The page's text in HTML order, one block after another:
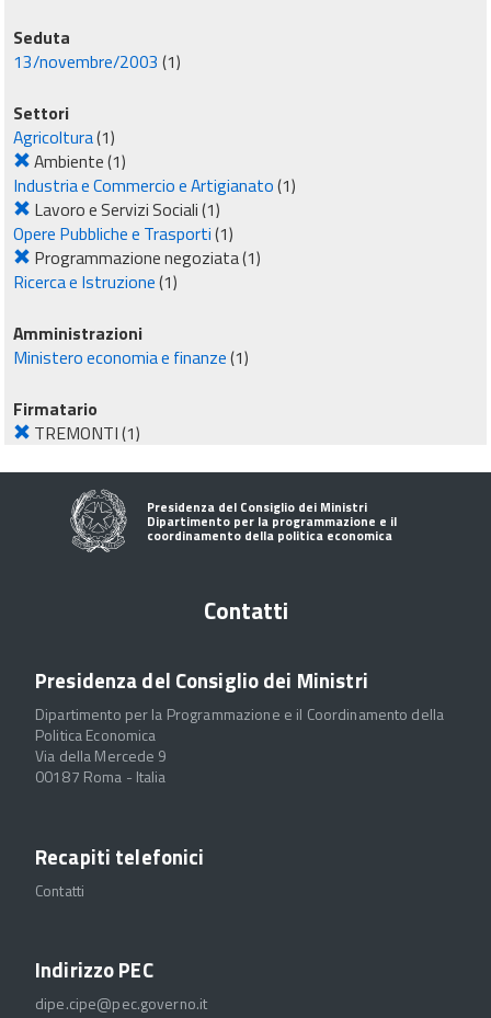
Seduta
13/novembre/2003 (1)
Settori
Agricoltura(1)
Ambiente(1)
Industria e Commercio e Artigianato(1)
Lavoro e Servizi Sociali(1)
Opere Pubbliche e Trasporti(1)
Programmazione negoziata(1)
Ricerca e Istruzione(1)
Amministrazioni
Ministero economia e finanze(1)
Firmatario
TREMONTI(1)
Presidenza del Consiglio dei Ministri
Dipartimento per la programmazione e il
coordinamento della politica economica
Contatti
Presidenza del Consiglio dei Ministri
Dipartimento per la Programmazione e il Coordinamento della
Politica Economica
Via della Mercede 9
00187 Roma - Italia
Recapiti telefonici
Contatti
Indirizzo PEC
dipe.cipe@pec.governo.it